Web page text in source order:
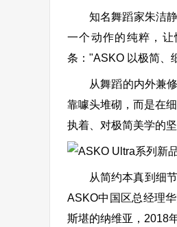
知名舞蹈家朱洁静
一个动作的纯粹，
条："ASKO 以极简、
从舞蹈的内外兼修
靠噱头堆砌，而是在
执着、对极简美学的
从简约本真到细节
ASKO中国区总经理
斯堪的纳维亚，2018